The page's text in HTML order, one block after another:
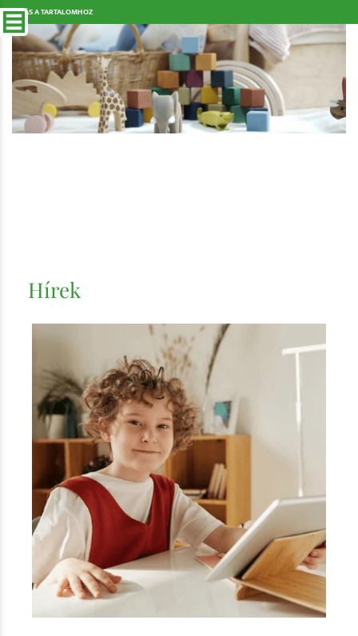
UGRÁS A TARTALOMHOZ
Hírek